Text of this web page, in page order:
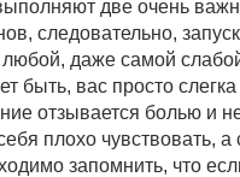
две очень
следовательно,
любой, даже самой
быть, вас просто
отзывается болью
плохо чувствовать,
запомнить, что